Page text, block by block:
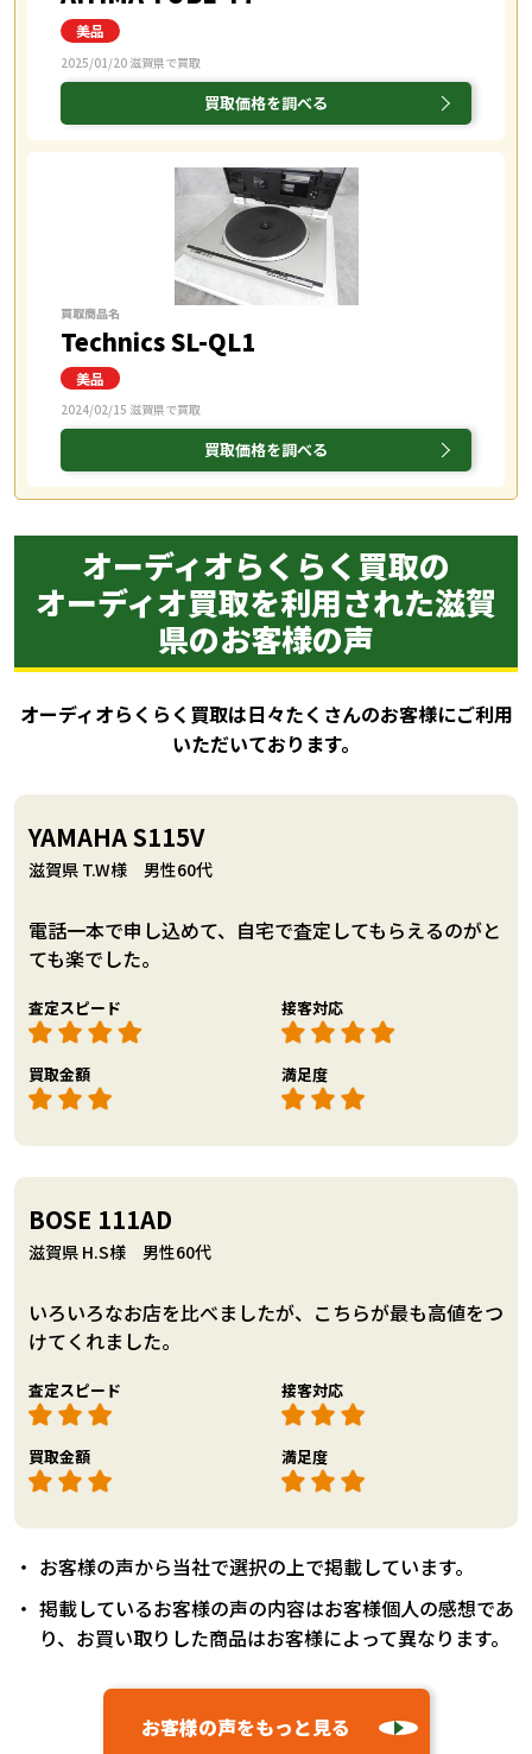
2025/01/20 滋賀県で買取
買取価格を調べる
買取商品名
Technics SL-QL1
2024/02/15 滋賀県で買取
買取価格を調べる
オーディオらくらく買取の
オーディオ買取を利用された滋賀
県のお客様の声
オーディオらくらく買取は日々たくさんのお客様にご利用
いただいております。
YAMAHA S115V
滋賀県 T.W様 男性60代
電話一本で申し込めて、自宅で査定してもらえるのがと
ても楽でした。
査定スピード 接客対応
買取金額 満足度
BOSE 111AD
滋賀県 H.S様 男性60代
いろいろなお店を比べましたが、こちらが最も高値をつ
けてくれました。
査定スピード 接客対応
買取金額 満足度
お客様の声から当社で選択の上で掲載しています。
掲載しているお客様の声の内容はお客様個人の感想であ
り、お買い取りした商品はお客様によって異なります。
お客様の声をもっと見る